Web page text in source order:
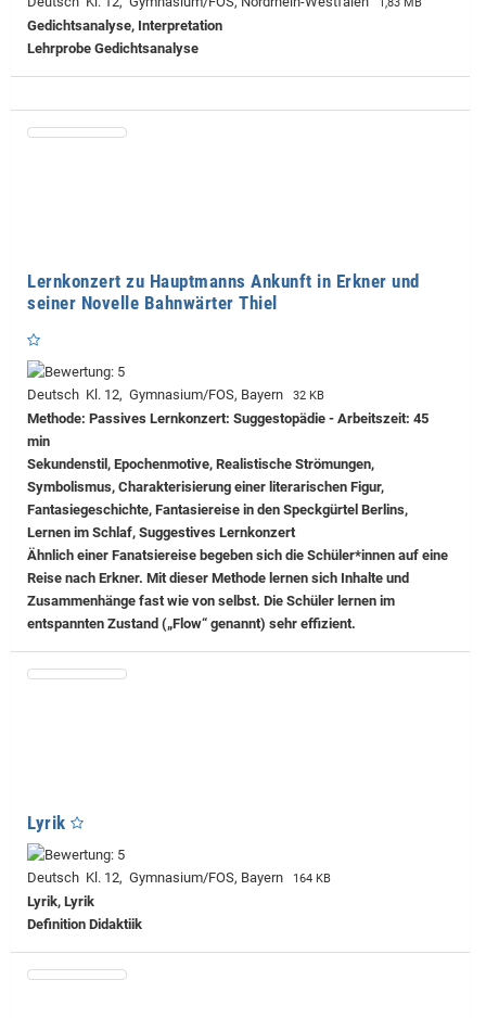
Gedichtsanalyse, Interpretation
Lehrprobe Gedichtsanalyse
Lernkonzert zu Hauptmanns Ankunft in Erkner und
seiner Novelle Bahnwärter Thiel
Deutsch Kl. 12, Gymnasium/FOS, Bayern 32 KB
Methode: Passives Lernkonzert: Suggestopädie - Arbeitszeit: 45
min
Sekundenstil, Epochenmotive, Realistische Strömungen,
Symbolismus, Charakterisierung einer literarischen Figur,
Fantasiegeschichte, Fantasiereise in den Speckgürtel Berlins,
Lernen im Schlaf, Suggestives Lernkonzert
Ähnlich einer Fanatsiereise begeben sich die Schüler*innen auf eine
Reise nach Erkner. Mit dieser Methode lernen sich Inhalte und
Zusammenhänge fast wie von selbst. Die Schüler lernen im
entspannten Zustand („Flow“ genannt) sehr effizient.
Lyrik
Deutsch Kl. 12, Gymnasium/FOS, Bayern 164 KB
Lyrik, Lyrik
Definition Didaktiik